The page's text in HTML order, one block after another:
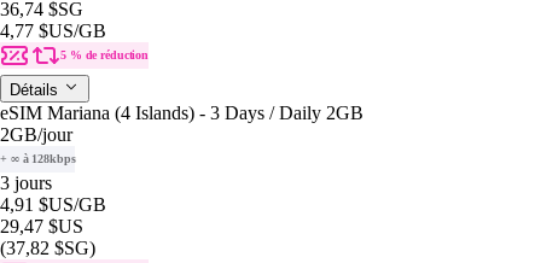
36,74 $SG
4,77 $US/GB
5 % de réduction
Détails
eSIM Mariana (4 Islands) - 3 Days / Daily 2GB
2GB/jour
+ ∞ à 128kbps
3 jours
4,91 $US/GB
29,47 $US
(37,82 $SG)